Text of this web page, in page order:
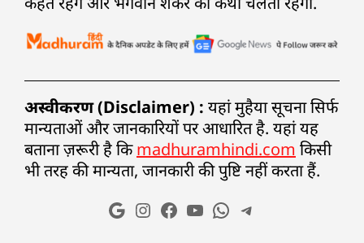
अस्वीकरण (Disclaimer) : यहां मुहैया सूचना सिर्फ
मान्यताओं और जानकारियों पर आधारित है. यहां यह
बताना ज़रूरी है किmadhuramhindi.com किसी
भी तरह की मान्यता, जानकारी की पुष्टि नहीं करता हैं.